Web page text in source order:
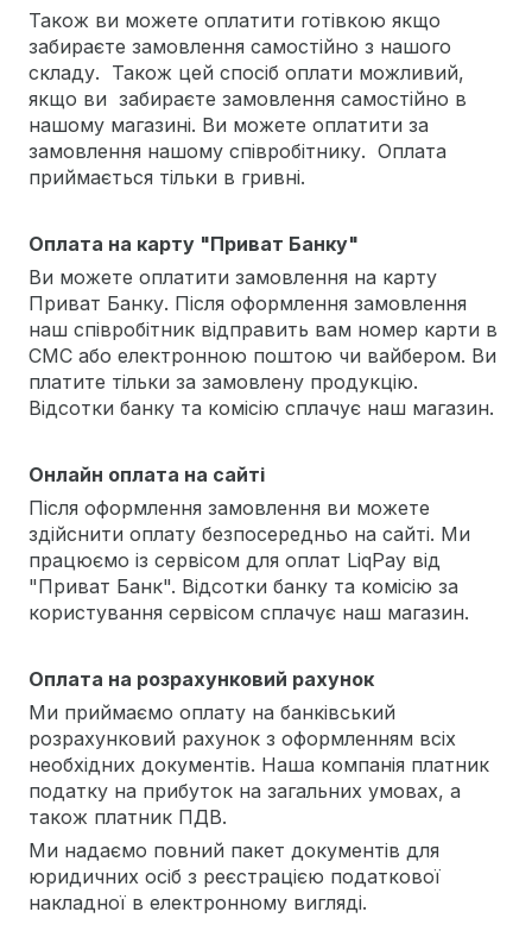
Також ви можете оплатити готівкою якщо
забираєте замовлення самостійно з нашого
складу. Також цей спосіб оплати можливий,
якщо ви забираєте замовлення самостійно в
нашому магазині. Ви можете оплатити за
замовлення нашому співробітнику. Оплата
приймається тільки в гривні.
Оплата на карту "Приват Банку"
Ви можете оплатити замовлення на карту
Приват Банку. Після оформлення замовлення
наш співробітник відправить вам номер карти в
СМС або електронною поштою чи вайбером. Ви
платите тільки за замовлену продукцію.
Відсотки банку та комісію сплачує наш магазин.
Онлайн оплата на сайті
Після оформлення замовлення ви можете
здійснити оплату безпосередньо на сайті. Ми
працюємо із сервісом для оплат LiqPay від
"Приват Банк". Відсотки банку та комісію за
користування сервісом сплачує наш магазин.
Оплата на розрахунковий рахунок
Ми приймаємо оплату на банківський
розрахунковий рахунок з оформленням всіх
необхідних документів. Наша компанія платник
податку на прибуток на загальних умовах, а
також платник ПДВ.
Ми надаємо повний пакет документів для
юридичних осіб з реєстрацією податкової
накладної в електронному вигляді.